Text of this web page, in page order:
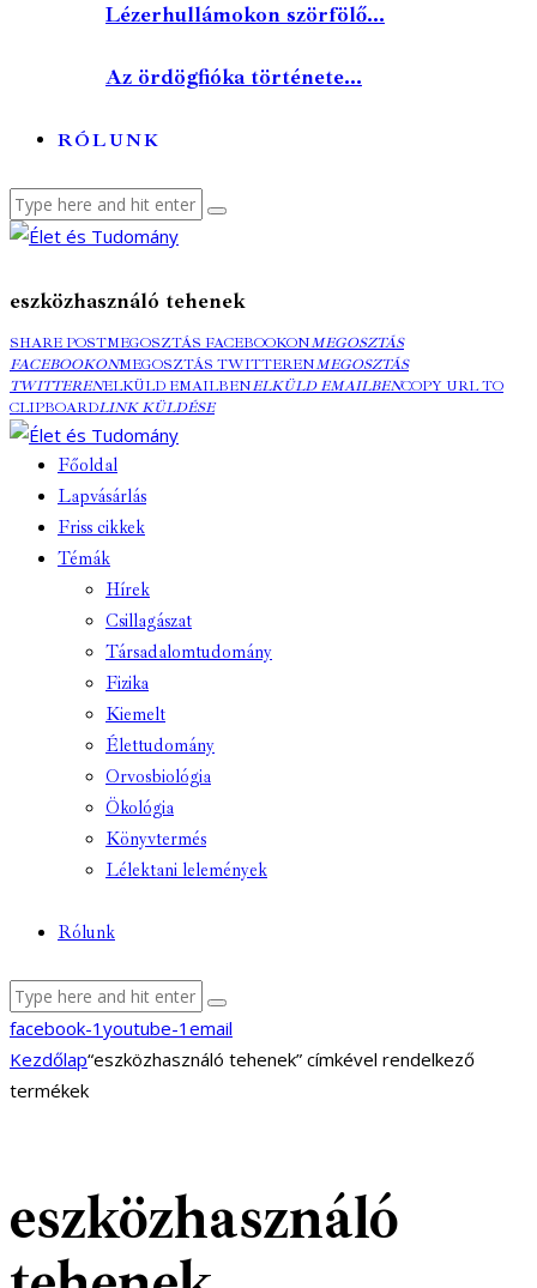
Lézerhullámokon szörfölő...
Az ördögfióka története...
RÓLUNK
eszközhasználó tehenek
SHARE POSTMEGOSZTÁS FACEBOOKONMEGOSZTÁS
FACEBOOKONMEGOSZTÁS TWITTERENMEGOSZTÁS
TWITTERENELKÜLD EMAILBENELKÜLD EMAILBENCOPY URL TO
CLIPBOARDLINK KÜLDÉSE
Főoldal
Lapvásárlás
Friss cikkek
Témák
Hírek
Csillagászat
Társadalomtudomány
Fizika
Kiemelt
Élettudomány
Orvosbiológia
Ökológia
Könyvtermés
Lélektani lelemények
Rólunk
facebook-1 youtube-1 email
Kezdőlap“eszközhasználó tehenek” címkével rendelkező
termékek
eszközhasználó